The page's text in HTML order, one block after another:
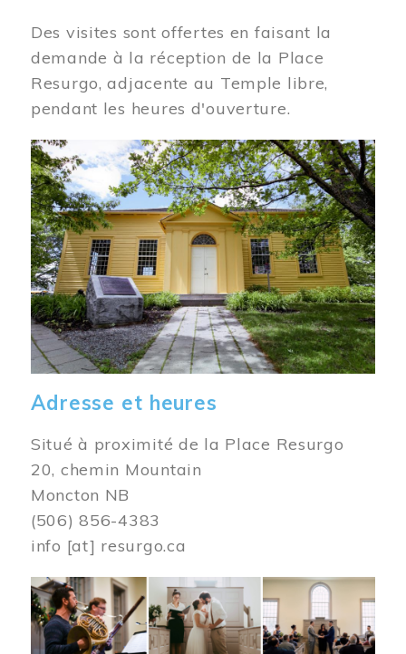
Des visites sont offertes en faisant la
demande à la réception de la Place
Resurgo, adjacente au Temple libre,
pendant les heures d'ouverture.
Image
Adresse et heures
Situé à proximité de la Place Resurgo
20, chemin Mountain
Moncton NB
(506) 856-4383
info [at] resurgo.ca
Image